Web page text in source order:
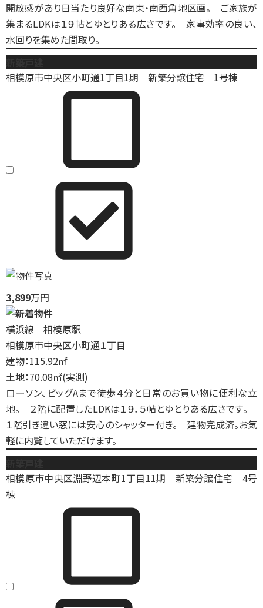
開放感があり日当たり良好な南東・南西角地区画。 ご家族が
集まるLDKは１９帖とゆとりある広さです。 家事効率の良い、
水回りを集めた間取り。
相模原市中央区小町通1丁目1期 新築分譲住宅 1号棟
3,899万円
横浜線 相模原駅
相模原市中央区小町通１丁目
建物：115.92㎡
土地：70.08㎡(実測)
ローソン、ビッグAまで徒歩４分と日常のお買い物に便利な立
地。 ２階に配置したLDKは１９．５帖とゆとりある広さです。
１階引き違い窓には安心のシャッター付き。 建物完成済。お気
軽に内覧していただけます。
相模原市中央区淵野辺本町1丁目11期 新築分譲住宅 4号
棟